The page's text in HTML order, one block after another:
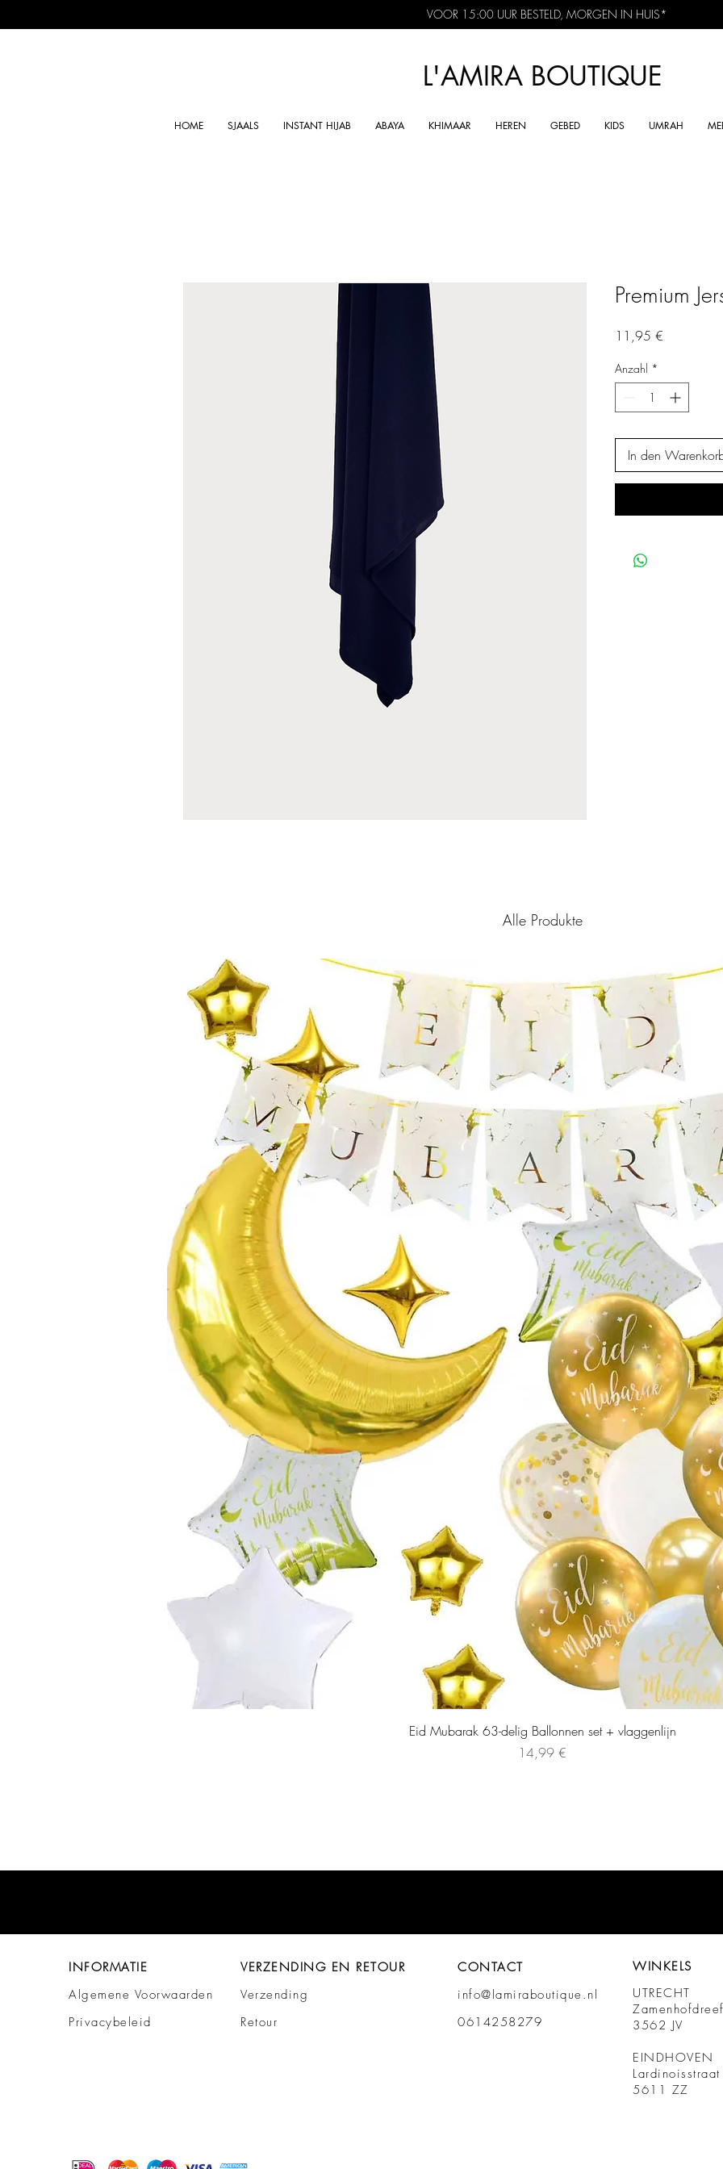
VOOR 15:00 UUR BESTELD, MORGEN IN HUIS*
L'AMIRA BOUTIQUE
HOME SJAALS INSTANT HIJAB ABAYA KHIMAAR HEREN GEBED KIDS UMRAH
Premium
11,95 €
Anzahl *
In den
Alle Produkte
Eid Mubarak 63-delig Ballonnen set + vlaggenlijn
Preis
14,99 €
INFORMATIE
Algemene Voorwaarden
Privacybeleid
VERZENDING EN RETOUR
Verzending
Retour
CONTACT
info@lamiraboutique.nl
0614258279
WINKELS
UTRECHT
3562 JV
EINDHOVEN
5611 ZZ